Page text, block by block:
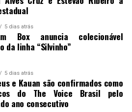
5 dias atrás
Box anuncia colecionável
da linha “Silvinho”
5 dias atrás
e Kauan são confirmados como
do The Voice Brasil pelo
ano consecutivo